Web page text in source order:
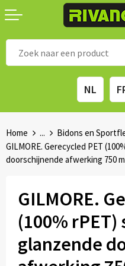
NL
Kantoorartikelen
Kinderen & spellen
Technologie & Accessoires
Tassen
◼ Eco-producten
◼ Survival gear
◼ Seizoenen
◼ Feestdagen
◼ Festival & Events
Home ... Bidons en
GILMORE. Gerecycled PET
doorschijnende afwerking 750
GILMORE.
(100%
glanzende